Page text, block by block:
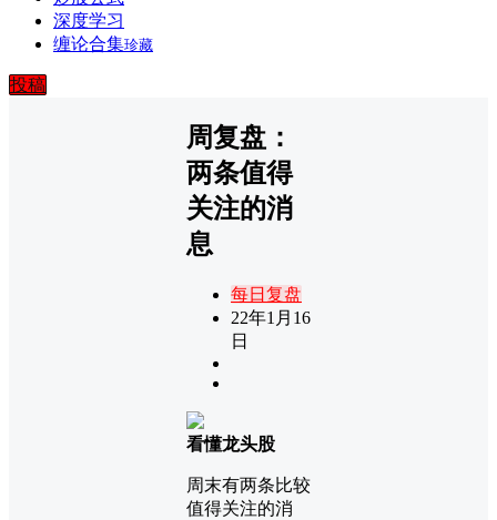
深度学习
缠论合集珍藏
投稿
周复盘：
两条值得
关注的消
息
每日复盘
22年1月16
日
看懂龙头股
周末有两条比较
值得关注的消